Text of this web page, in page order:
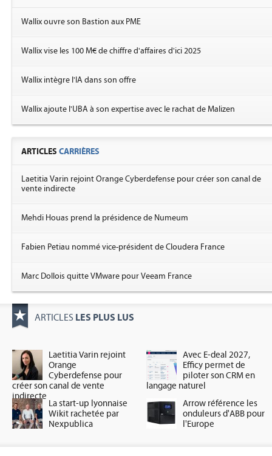
Wallix ouvre son Bastion aux PME
Wallix vise les 100 M€ de chiffre d'affaires d'ici 2025
Wallix intègre l'IA dans son offre
Wallix ajoute l'UBA à son expertise avec le rachat de Malizen
ARTICLES CARRIÈRES
Laetitia Varin rejoint Orange Cyberdefense pour créer son canal de
vente indirecte
Mehdi Houas prend la présidence de Numeum
Fabien Petiau nommé vice-président de Cloudera France
Marc Dollois quitte VMware pour Veeam France
ARTICLES LES PLUS LUS
Laetitia Varin rejoint
Orange
Cyberdefense pour
créer son canal de vente
indirecte
Avec E-deal 2027,
Efficy permet de
piloter son CRM en
langage naturel
La start-up lyonnaise
Wikit rachetée par
Nexpublica
Arrow référence les
onduleurs d'ABB pour
l'Europe